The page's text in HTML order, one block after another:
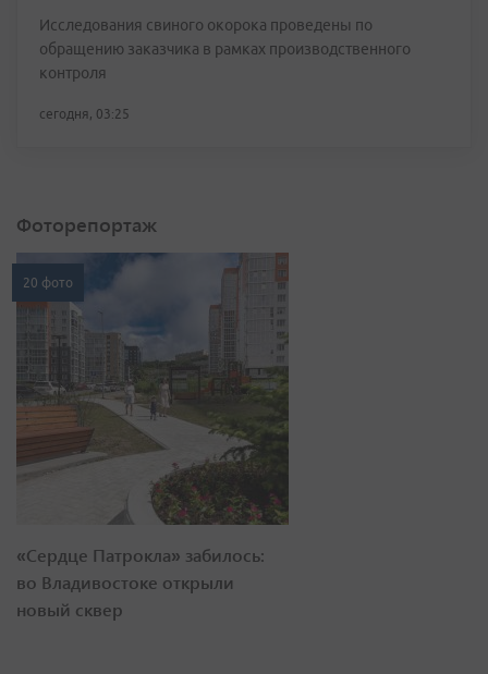
Исследования свиного окорока проведены по
обращению заказчика в рамках производственного
контроля
сегодня, 03:25
Фоторепортаж
20 фото
«Сердце Патрокла» забилось:
во Владивостоке открыли
новый сквер